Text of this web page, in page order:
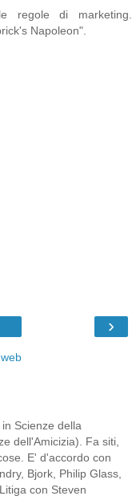
regole di marketing.
Napoleon".
›
Scienze della
dell'Amicizia). Fa siti,
E' d'accordo con
Bjork, Philip Glass,
con Steven